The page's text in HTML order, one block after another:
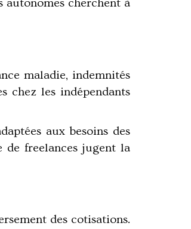
autonomes cherchent à
maladie, indemnités
chez les indépendants
aux besoins des
de freelances jugent la
des cotisations.